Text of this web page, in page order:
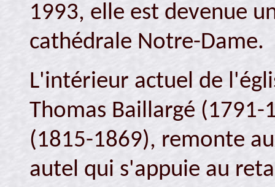
1993, elle est devenue
cathédrale Notre-Dame.
L'intérieur actuel de
Thomas Baillargé
(1815-1869), remonte
autel qui s'appuie au